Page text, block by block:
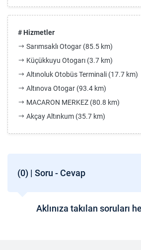
# Hizmetler
Sarımsaklı Otogar (85.5 km)
Küçükkuyu Otogarı (3.7 km)
Altınoluk Otobüs Terminali (17.7 km)
Altınova Otogar (93.4 km)
MACARON MERKEZ (80.8 km)
Akçay Altınkum (35.7 km)
(0) | Soru - Cevap
Aklınıza takılan soruları